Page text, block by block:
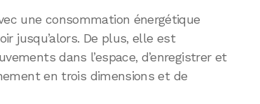
une consommation énergétique
jusqu’alors. De plus, elle est
dans l’espace, d’enregistrer et
en trois dimensions et de